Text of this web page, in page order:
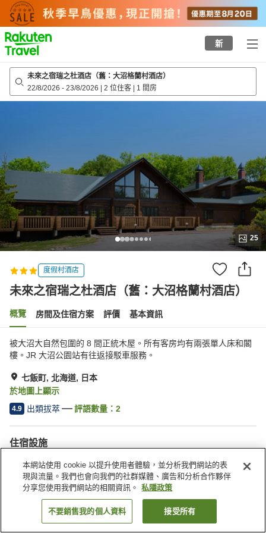
to
top
page
新
未來之宿瑞之杜酒店（舊：大沼格蘭村酒店）
22/8/2026 - 23/8/2026 | 2 位住客 | 1 間房
25
度假村酒店
未來之宿瑞之杜酒店（舊：大沼格蘭村酒店）
概覽 房間及住宿方案 評價 基本資訊
被大沼大自然包圍的 8 間正統木屋。所有客房均有兩張單人床和閣
樓。JR 大沼公園站有往返接駁車服務。
七飯町, 北海道, 日本
於地圖上顯示
4.9 出類拔萃 評語數量： 2
住宿設施
停車場
餐廳
自動販賣機
收費洗衣房
日本 北海道
七飯町
未來之宿瑞之杜酒店（舊：大沼格蘭村酒店）
找客房
本網站使用 cookie 以提升使用者體驗，並分析我們網站的表
現與流量。我們也會向我們的社群媒體、廣告和分析合作夥伴
分享您使用我們網站的相關資訊。
私隱政策
不要銷售我的個人資料 接受所有